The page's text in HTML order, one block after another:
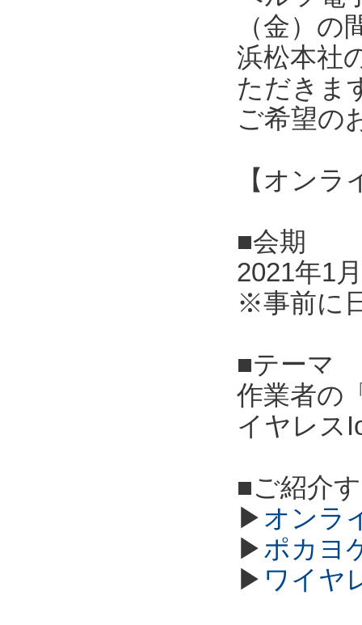
（金）
浜松本社
ただきま
ご希望の
【オン
■会期
2021年1
※事前に
■テーマ
作業者の
イヤレス
■ご紹介
▶ オンラ
▶ポカヨ
▶ ワイヤ